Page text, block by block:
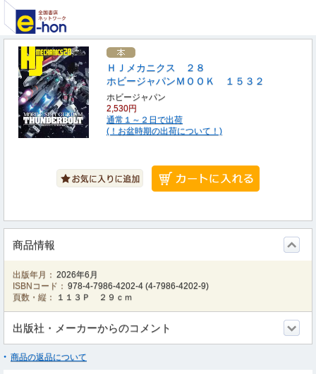
ＨＪメカニクス ２８
ホビージャパンＭＯＯＫ １５３２
ホビージャパン
2,530円
通常１～２日で出荷
(！お盆時期の出荷について！)
商品情報
出版年月： 2026年6月
ISBNコード： 978-4-7986-4202-4 (4-7986-4202-9)
頁数・縦：
１１３Ｐ ２９ｃｍ
出版社・メーカーからのコメント
商品の返品について